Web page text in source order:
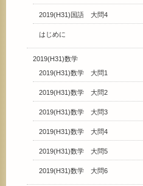
2019(H31)国語 大問4
はじめに
2019(H31)数学
2019(H31)数学 大問1
2019(H31)数学 大問2
2019(H31)数学 大問3
2019(H31)数学 大問4
2019(H31)数学 大問5
2019(H31)数学 大問6